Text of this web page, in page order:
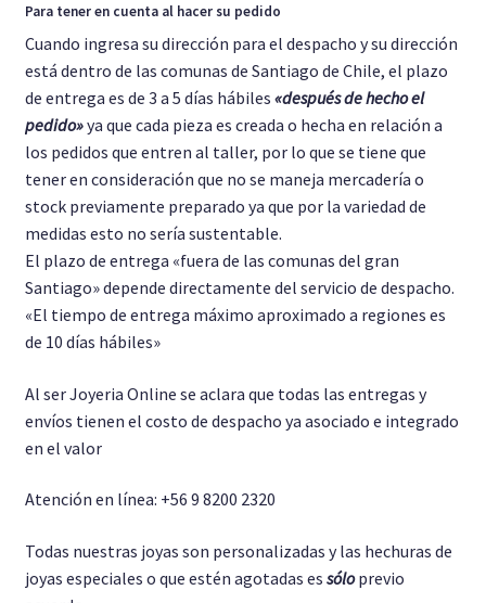
Para tener en cuenta al hacer su pedido
Cuando ingresa su dirección para el despacho y su dirección
está dentro de las comunas de Santiago de Chile, el plazo
de entrega es de 3 a 5 días hábiles «después de hecho el
pedido»ya que cada pieza es creada o hecha en relación a
los pedidos que entren al taller, por lo que se tiene que
tener en consideración que no se maneja mercadería o
stock previamente preparado ya que por la variedad de
medidas esto no sería sustentable.
El plazo de entrega «fuera de las comunas del gran
Santiago» depende directamente del servicio de despacho.
«El tiempo de entrega máximo aproximado a regiones es
de 10 días hábiles»
Al ser Joyeria Online se aclara que todas las entregas y
envíos tienen el costo de despacho ya asociado e integrado
en el valor
Atención en línea: +56 9 8200 2320
Todas nuestras joyas son personalizadas y las hechuras de
joyas especiales o que estén agotadas es sóloprevio